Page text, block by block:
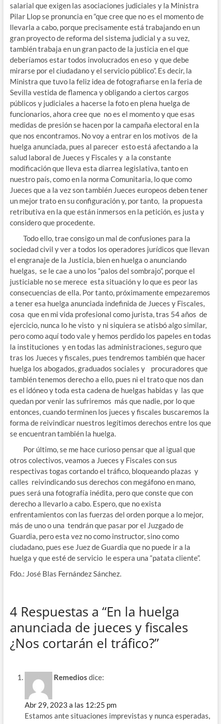
salarial que exigen las asociaciones judiciales y la Ministra
Pilar Llop se pronuncia en “que cree que no es el momento de
llevarla a cabo, porque precisamente está trabajando en un
gran proyecto de reforma del sistema judicial y a su vez,
también trabaja en un gran pacto de la justicia en el que
deberíamos estar todos involucrados en eso y que debe
mirarse por el ciudadano y el servicio público”. Es decir, la
Ministra que tuvo la feliz idea de fotografiarse en la feria de
Sevilla vestida de flamenca y obligando a ciertos cargos
públicos y judiciales a hacerse la foto en plena huelga de
funcionarios, ahora cree que no es el momento y que esas
medidas de presión se hacen por la campaña electoral en la
que nos encontramos. No voy a entrar en los motivos de la
huelga anunciada, pues al parecer esto está afectando a la
salud laboral de Jueces y Fiscales y a la constante
modificación que lleva esta diarrea legislativa, tanto en
nuestro país, como en la norma Comunitaria, lo que como
Jueces que a la vez son también Jueces europeos deben tener
un mejor trato en su configuración y, por tanto, la propuesta
retributiva en la que están inmersos en la petición, es justa y
considero que procedente.
Todo ello, trae consigo un mal de confusiones para la
sociedad civil y ver a todos los operadores jurídicos que llevan
el engranaje de la Justicia, bien en huelga o anunciando
huelgas, se le cae a uno los “palos del sombrajo”, porque el
justiciable no se merece esta situación y lo que es peor las
consecuencias de ella. Por tanto, próximamente empezaremos
a tener esa huelga anunciada indefinida de Jueces y Fiscales,
cosa que en mi vida profesional como jurista, tras 54 años de
ejercicio, nunca lo he visto y ni siquiera se atisbó algo similar,
pero como aquí todo vale y hemos perdido los papeles en todas
la instituciones y en todas las administraciones, seguro que
tras los Jueces y fiscales, pues tendremos también que hacer
huelga los abogados, graduados sociales y procuradores que
también tenemos derecho a ello, pues ni el trato que nos dan
es el idóneo y toda esta cadena de huelgas habidas y las que
quedan por venir las sufriremos más que nadie, por lo que
entonces, cuando terminen los jueces y fiscales buscaremos la
forma de reivindicar nuestros legítimos derechos entre los que
se encuentran también la huelga.
Por último, se me hace curioso pensar que al igual que
otros colectivos, veamos a Jueces y Fiscales con sus
respectivas togas cortando el tráfico, bloqueando plazas y
calles reivindicando sus derechos con megáfono en mano,
pues será una fotografía inédita, pero que conste que con
derecho a llevarlo a cabo. Espero, que no exista
enfrentamientos con las fuerzas del orden porque a lo mejor,
más de uno o una tendrán que pasar por el Juzgado de
Guardia, pero esta vez no como instructor, sino como
ciudadano, pues ese Juez de Guardia que no puede ir a la
huelga y que esté de servicio le espera una “patata cliente”.
Fdo.: José Blas Fernández Sánchez.
4 Respuestas a “En la huelga
anunciada de jueces y fiscales
¿Nos cortarán el tráfico?”
Remedios dice:
Abr 29, 2023 a las 12:25 pm
Estamos ante situaciones imprevistas y nunca esperadas,